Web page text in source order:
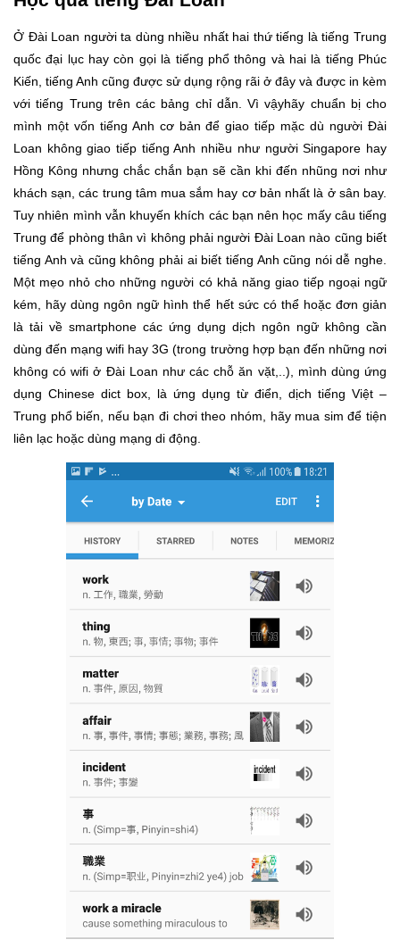
Ở Đài Loan người ta dùng nhiều nhất hai thứ tiếng là tiếng Trung
quốc đại lục hay còn gọi là tiếng phổ thông và hai là tiếng Phúc
Kiến, tiếng Anh cũng được sử dụng rộng rãi ở đây và được in kèm
với tiếng Trung trên các bảng chỉ dẫn. Vì vậyhãy chuẩn bị cho
mình một vốn tiếng Anh cơ bản để giao tiếp mặc dù người Đài
Loan không giao tiếp tiếng Anh nhiều như người Singapore hay
Hồng Kông nhưng chắc chắn bạn sẽ cần khi đến nhũng nơi như
khách sạn, các trung tâm mua sắm hay cơ bản nhất là ở sân bay.
Tuy nhiên mình vẫn khuyến khích các bạn nên học mấy câu tiếng
Trung để phòng thân vì không phải người Đài Loan nào cũng biết
tiếng Anh và cũng không phải ai biết tiếng Anh cũng nói dễ nghe.
Một mẹo nhỏ cho những người có khả năng giao tiếp ngoại ngữ
kém, hãy dùng ngôn ngữ hình thể hết sức có thể hoặc đơn giản
là tải về smartphone các ứng dụng dịch ngôn ngữ không cần
dùng đến mạng wifi hay 3G (trong trường hợp bạn đến những nơi
không có wifi ở Đài Loan như các chỗ ăn vặt,..), mình dùng ứng
dụng Chinese dict box, là ứng dụng từ điển, dịch tiếng Việt –
Trung phổ biến, nếu bạn đi chơi theo nhóm, hãy mua sim để tiện
liên lạc hoặc dùng mạng di động.